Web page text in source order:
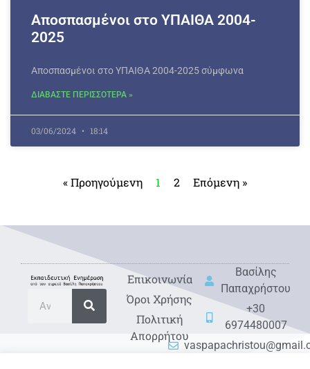
Αποσπασμένοι στο ΥΠΑΙΘΑ 2004-
2025
Αποσπασμένοι στο ΥΠΑΙΘΑ 2004-2025 σύμφωνα
ΔΙΑΒΑΣΤΕ ΠΕΡΙΣΣΟΤΕΡΑ »
03/06/2024 18:14
« Προηγούμενη 1 2 Επόμενη »
Eπικοινωνία
Όροι Χρήσης
Πολιτική
Απορρήτου
Βασίλης
Παπαχρήστου
+30
6974480007